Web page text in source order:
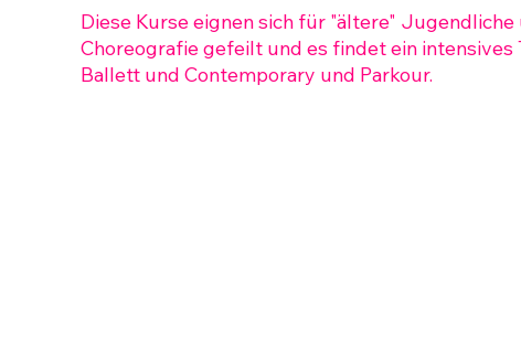
Diese Kurse eignen sich für "ältere"
Choreografie gefeilt und es findet ein intensives
Ballett und Contemporary und Parkour.